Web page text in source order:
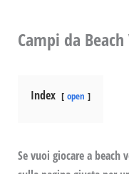
Campi da
Index open
Se vuoi giocare a beach